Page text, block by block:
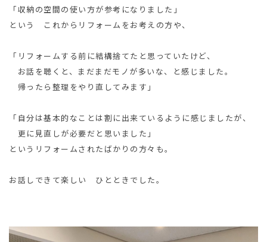
「収納の空間の使い方が参考になりました」
という これからリフォームをお考えの方や、
「リフォームする前に結構捨てたと思っていたけど、
お話を聴くと、まだまだモノが多いな、と感じました。
帰ったら整理をやり直してみます」
「自分は基本的なことは割に出来ているように感じましたが、
更に見直しが必要だと思いました」
というリフォームされたばかりの方々も。
お話しできて楽しい ひとときでした。